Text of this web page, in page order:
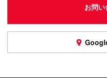
お問